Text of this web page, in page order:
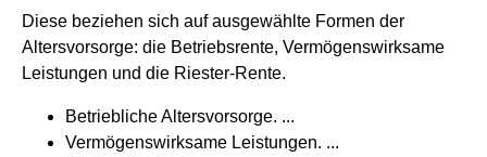
Diese beziehen sich auf ausgewählte Formen der
Altersvorsorge: die Betriebsrente, Vermögenswirksame
Leistungen und die Riester-Rente.
Betriebliche Altersvorsorge. ...
Vermögenswirksame Leistungen. ...